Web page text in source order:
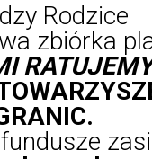
Rodzice
zbiórka